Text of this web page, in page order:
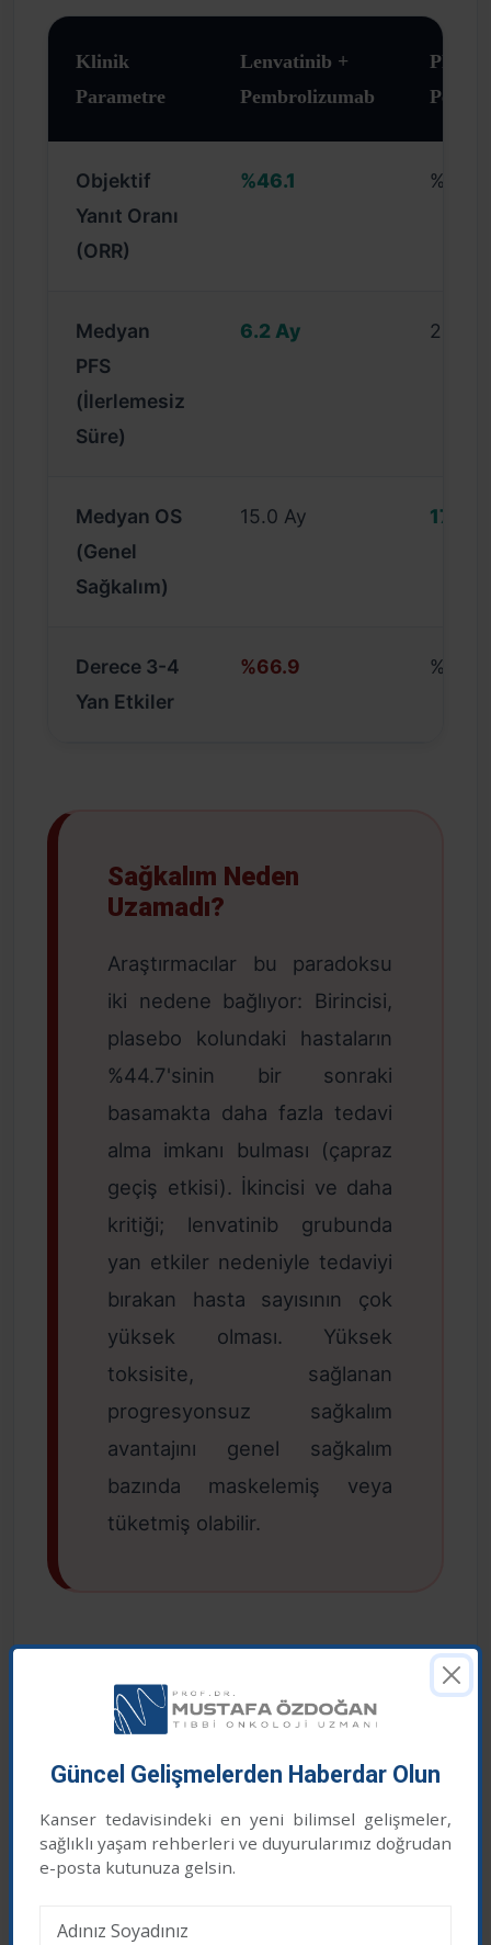
Klinik
Parametre
Lenvatinib +
Pembrolizumab
Objektif
Yanıt Oranı
(ORR)
%46.1 %25.4
Medyan
PFS
(İlerlemesiz
Süre)
6.2 Ay 2.8 Ay
Medyan OS
(Genel
Sağkalım)
15.0 Ay 17.9
Derece 3-4
Yan Etkiler
%66.9 %38.3
Sağkalım Neden
Uzamadı?
Araştırmacılar bu paradoksu
iki nedene bağlıyor: Birincisi,
plasebo kolundaki hastaların
%44.7'sinin bir sonraki
basamakta daha fazla tedavi
alma imkanı bulması (çapraz
geçiş etkisi). İkincisi ve daha
kritiği; lenvatinib grubunda
yan etkiler nedeniyle tedaviyi
bırakan hasta sayısının çok
yüksek olması. Yüksek
toksisite, sağlanan
progresyonsuz sağkalım
avantajını genel sağkalım
bazında maskelemiş veya
tüketmiş olabilir.
Klinik pratikte son durum: standart
değişti mi?
Çerez İzni
Güncel Gelişmelerden Haberdar Olun
Kanser tedavisindeki en yeni bilimsel gelişmeler,
sağlıklı yaşam rehberleri ve duyurularımız doğrudan
e-posta kutunuza gelsin.